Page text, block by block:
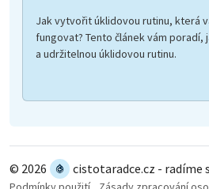
Jak vytvořit úklidovou rutinu, která
fungovat? Tento článek vám
a udržitelnou úklidovou rutinu.
© 2026 cistotaradce.cz - radíme